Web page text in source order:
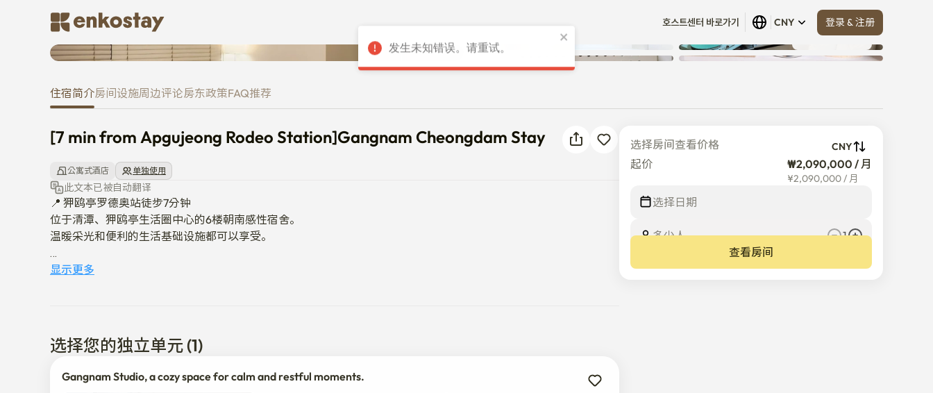
호스트센터 바로가기 CNY 登录 & 注册
[7 min from Apgujeong Rodeo Station]Gangnam Cheongdam Stay
查看全部 (24)
住宿简介房间设施周边评论房东政策FAQ推荐
[7 min from Apgujeong Rodeo Station]Gangnam Cheongdam Stay
公寓式酒店 单独使用
此文本已被自动翻译
📍 狎鸥亭罗德奥站徒步7分钟
位于清潭、狎鸥亭生活圈中心的6楼朝南感性宿舍。
温暖采光和便利的生活基础设施都可以享受。
🛍️ 写字楼内的便利设施
🛏️房间使用指南
显示更多
选择您的独立单元 (1)
Gangnam Studio, a cozy space for calm and restful moments.
选择房间查看价格 CNY
起价 ₩2,090,000 / 月
¥2,090,000/ 月
选择日期
多少人
1
查看房间